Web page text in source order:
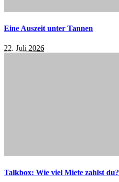
Eine Auszeit unter Tannen
22. Juli 2026
Talkbox: Wie viel Miete zahlst du?